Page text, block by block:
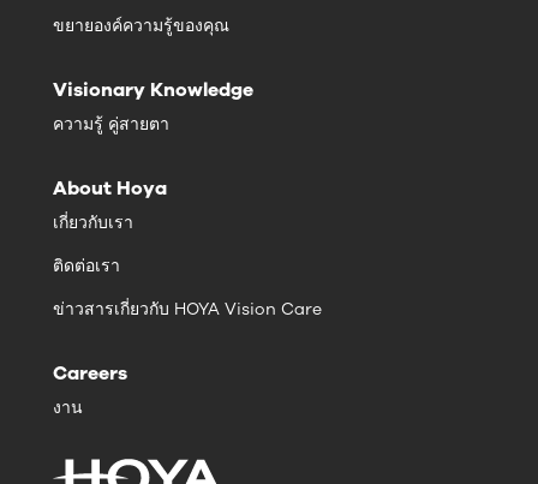
ขยายองค์ความรู้ของคุณ
Visionary Knowledge
ความรู้ คู่สายตา
About Hoya
เกี่ยวกับเรา
ติดต่อเรา
ข่าวสารเกี่ยวกับ HOYA Vision Care
Careers
งาน